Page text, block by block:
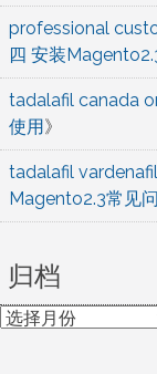
professional
四 安装
tadalafil canada
使用》
tadalafil vardenafil
Magento2.3常见
归档
归